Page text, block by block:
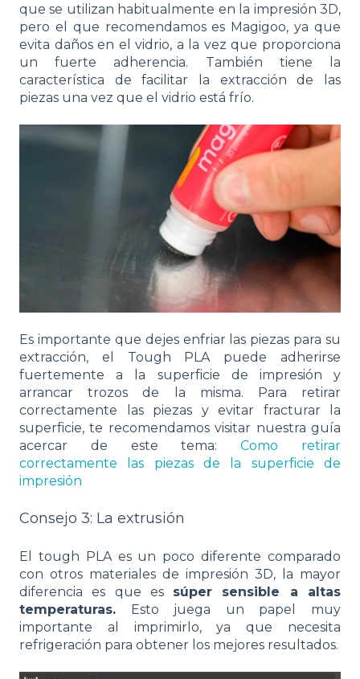
que se utilizan habitualmente en la impresión 3D,
pero el que recomendamos es Magigoo, ya que
evita daños en el vidrio, a la vez que proporciona
un fuerte adherencia. También tiene la
característica de facilitar la extracción de las
piezas una vez que el vidrio está frío.
Es importante que dejes enfriar las piezas para su
extracción, el Tough PLA puede adherirse
fuertemente a la superficie de impresión y
arrancar trozos de la misma. Para retirar
correctamente las piezas y evitar fracturar la
superficie, te recomendamos visitar nuestra guía
acercar de este tema:Como retirar
correctamente las piezas de la superficie de
impresión
Consejo 3: La extrusión
El tough PLA es un poco diferente comparado
con otros materiales de impresión 3D, la mayor
diferencia es que es súper sensible a altas
temperaturas. Esto juega un papel muy
importante al imprimirlo, ya que necesita
refrigeración para obtener los mejores resultados.